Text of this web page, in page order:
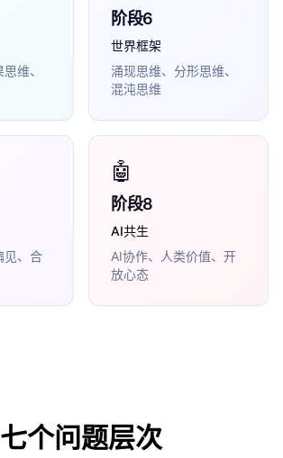
维、
阶段6
世界框架
涌现思维、分形思维、
混沌思维
见、合
🤖
阶段8
AI共生
AI协作、人类价值、开
放心态
七个问题层次